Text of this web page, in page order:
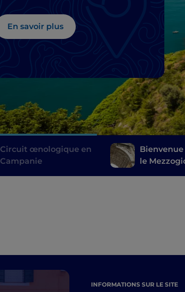
En savoir plus
Circuit œnologique en
Campanie
le
INFORMATIONS SUR LE SITE